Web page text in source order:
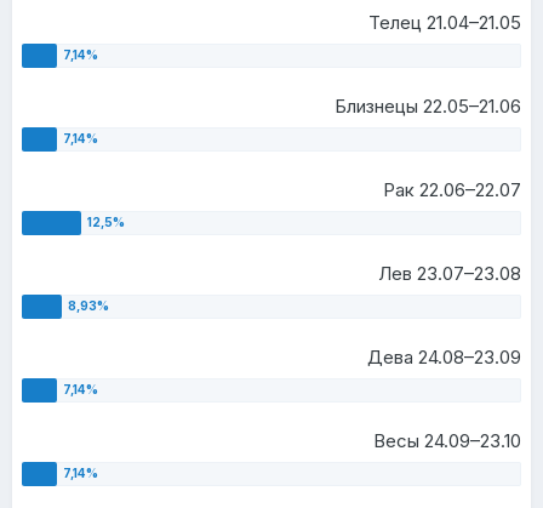
Телец 21.04–21.05
Близнецы 22.05–21.06
Рак 22.06–22.07
Лев 23.07–23.08
Дева 24.08–23.09
Весы 24.09–23.10